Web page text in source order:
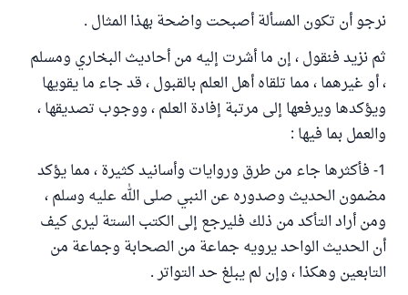
نرجو أن تكون المسألة أصبحت واضحة بهذا المثال .
ثم نزيد فنقول ، إن ما أشرت إليه من أحاديث البخاري ومسلم
، أو غيرهما ، مما تلقاه أهل العلم بالقبول ، قد جاء ما يقويها
ويؤكدها ويرفعها إلى مرتبة إفادة العلم ، ووجوب تصديقها ،
والعمل بما فيها :
1- فأكثرها جاء من طرق وروايات وأسانيد كثيرة ، مما يؤكد
مضمون الحديث وصدوره عن النبي صلى الله عليه وسلم ،
ومن أراد التأكد من ذلك فليرجع إلى الكتب الستة ليرى كيف
أن الحديث الواحد يرويه جماعة من الصحابة وجماعة من
التابعين وهكذا ، وإن لم يبلغ حد التواتر .